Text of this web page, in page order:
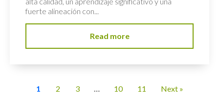
fuerte alineación con...
Read more
1 2 3 … 10 11 Next »